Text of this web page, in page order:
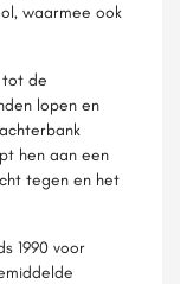
waarmee ook
tot de
lopen en
hen aan een
tegen en het
1990 voor